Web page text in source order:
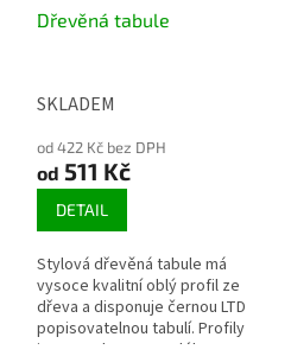
Dřevěná tabule
SKLADEM
od 422 Kč bez DPH
od 511 Kč
DETAIL
Stylová dřevěná tabule má
vysoce kvalitní oblý profil ze
dřeva a disponuje černou LTD
popisovatelnou tabulí. Profily
jsou vyrobeny z tvrdého